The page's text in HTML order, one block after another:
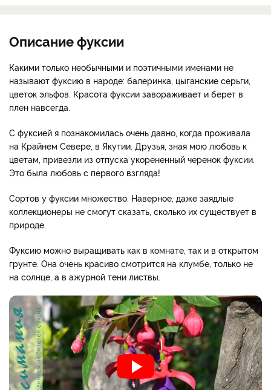
Описание фуксии
Какими только необычными и поэтичными именами не
называют фуксию в народе: балеринка, цыганские серьги,
цветок эльфов. Красота фуксии завораживает и берет в
плен навсегда.
С фуксией я познакомилась очень давно, когда проживала
на Крайнем Севере, в Якутии. Друзья, зная мою любовь к
цветам, привезли из отпуска укорененный черенок фуксии.
Это была любовь с первого взгляда!
Сортов у фуксии множество. Наверное, даже заядлые
коллекционеры не смогут сказать, сколько их существует в
природе.
Фуксию можно выращивать как в комнате, так и в открытом
грунте. Она очень красиво смотрится на клумбе, только не
на солнце, а в ажурной тени листвы.